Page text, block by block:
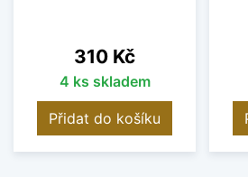
Cena
310 Kč
4 ks skladem
Přidat do košíku